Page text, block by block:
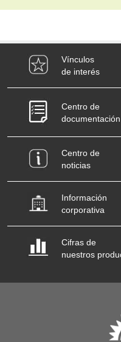
Vínculos
de interés
Centro de
documentación
Centro de
noticias
Información
corporativa
Cifras de
nuestros